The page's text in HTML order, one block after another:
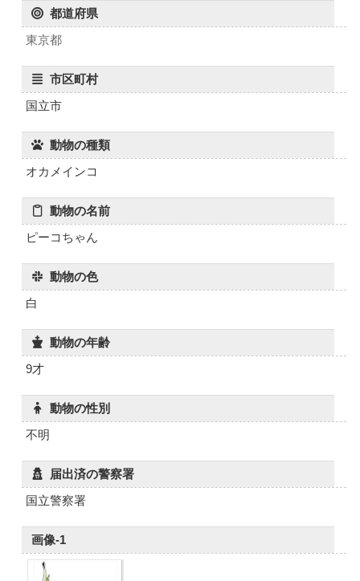
都道府県
東京都
市区町村
国立市
動物の種類
オカメインコ
動物の名前
ピーコちゃん
動物の色
白
動物の年齢
9才
動物の性別
不明
届出済の警察署
国立警察署
画像-1